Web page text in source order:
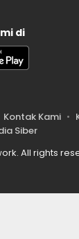
di
Kontak Kami
Siber
All rights